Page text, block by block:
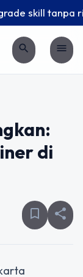
skill tanpa
search menu
di
bookmark_border share